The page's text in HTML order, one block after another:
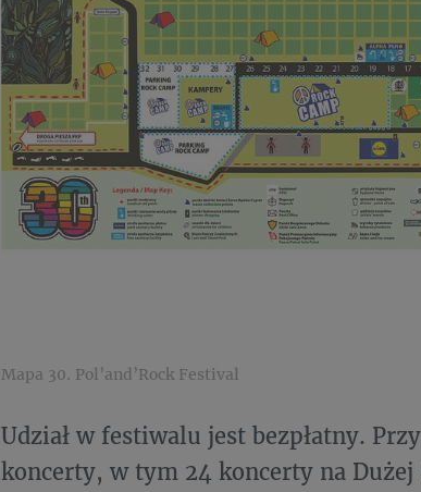
Mapa 30. Pol’and’Rock Festival
Udział w festiwalu jest bezpłatny.
koncerty, w tym 24 koncerty na Dużej